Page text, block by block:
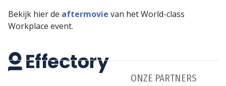
Bekijk hier de aftermovie van het World-class
Workplace event.
ONZE PARTNERS